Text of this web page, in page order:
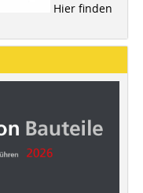
Hier finden